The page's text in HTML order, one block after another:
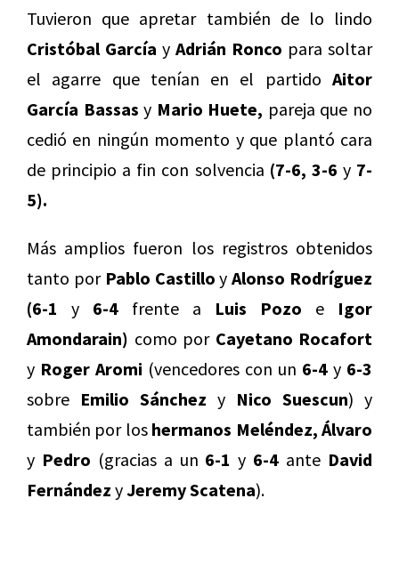
Tuvieron que apretar también de lo lindo
Cristóbal García y Adrián Ronco para soltar
el agarre que tenían en el partido Aitor
García Bassas y Mario Huete, pareja que no
cedió en ningún momento y que plantó cara
de principio a fin con solvencia (7-6, 3-6 y 7-
5).
Más amplios fueron los registros obtenidos
tanto por Pablo Castillo yAlonso Rodríguez
(6-1 y 6-4 frente a Luis Pozo e Igor
Amondarain) como por Cayetano Rocafort
y Roger Aromi (vencedores con un 6-4 y 6-3
sobre Emilio Sánchez y Nico Suescun) y
también por los hermanos Meléndez, Álvaro
y Pedro (gracias a un 6-1 y 6-4 ante David
Fernández yJeremy Scatena).